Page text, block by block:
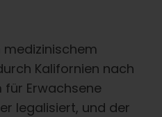
medizinischem
Kalifornien nach
für Erwachsene
legalisiert, und der